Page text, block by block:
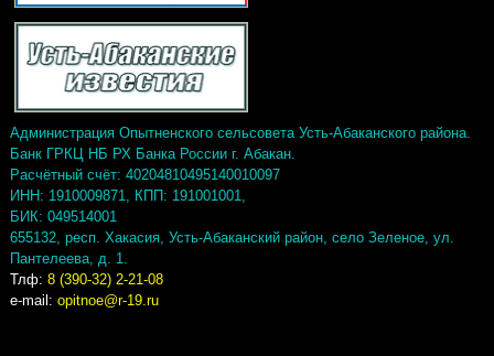
Администрация Опытненского сельсовета Усть-Абаканского района.
Банк ГРКЦ НБ РХ Банка России г. Абакан.
Расчётный счёт: 40204810495140010097
ИНН: 1910009871, КПП: 191001001,
БИК: 049514001
655132, респ. Хакасия, Усть-Абаканский район, село Зеленое, ул.
Пантелеева, д. 1.
Тлф: 8 (390-32) 2-21-08
e-mail: opitnoe@r-19.ru